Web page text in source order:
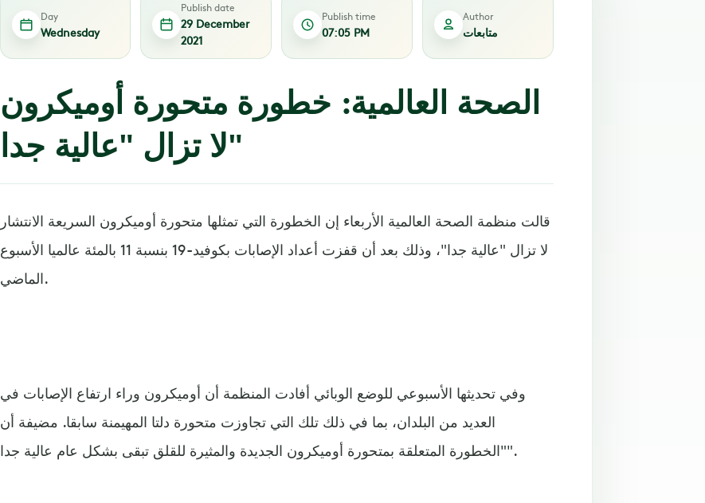
Day
Wednesday
Publish date
29 December
2021
Publish time
07:05 PM
Author
متابعات
الصحة العالمية: خطورة متحورة أوميكرون
لا تزال "عالية جدا"
قالت منظمة الصحة العالمية الأربعاء إن الخطورة التي تمثلها متحورة أوميكرون السريعة الانتشار
لا تزال "عالية جدا"، وذلك بعد أن قفزت أعداد الإصابات بكوفيد-19 بنسبة 11 بالمئة عالميا الأسبوع
الماضي.
وفي تحديثها الأسبوعي للوضع الوبائي أفادت المنظمة أن أوميكرون وراء ارتفاع الإصابات في
العديد من البلدان، بما في ذلك تلك التي تجاوزت متحورة دلتا المهيمنة سابقا. مضيفة أن
"الخطورة المتعلقة بمتحورة أوميكرون الجديدة والمثيرة للقلق تبقى بشكل عام عالية جدا".